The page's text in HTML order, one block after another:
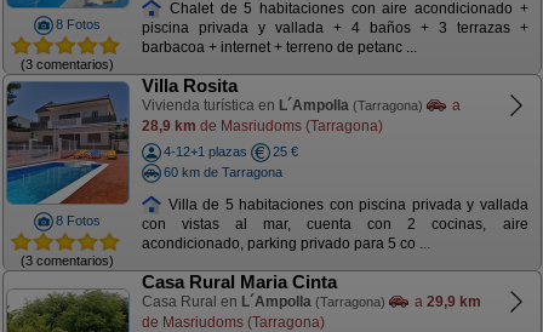
8 Fotos
(3 comentarios)
Chalet de 5 habitaciones con aire acondicionado +
piscina privada y vallada + 4 baños + 3 terrazas +
barbacoa + internet + terreno de petanc ...
8 Fotos
(3 comentarios)
Villa Rosita
Vivienda turística en L´Ampolla (Tarragona)
a
28,9 km de Masriudoms (Tarragona)
4-12+1 plazas
25 €
60 km de Tarragona
Villa de 5 habitaciones con piscina privada y vallada
con vistas al mar, cuenta con 2 cocinas, aire
acondicionado, parking privado para 5 co ...
Casa Rural Maria Cinta
Casa Rural en L´Ampolla (Tarragona) a 29,9 km
de Masriudoms (Tarragona)